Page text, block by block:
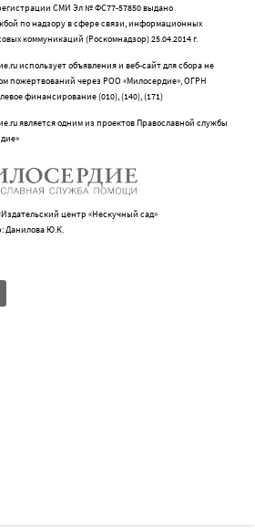
СМИ Эл № ФС77-57850 выдано
по надзору в сфере связи, информационных
коммуникаций (Роскомнадзор) 25.04.2014 г.
использует объявления и веб-сайт для сбора не
пожертвований через РОО «Милосердие», ОГРН
финансирование (010), (140), (171)
является одним из проектов Православной службы
центр «Нескучный сад»
Данилова Ю.К.